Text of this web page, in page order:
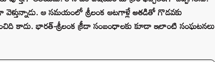
ఆ సమయంలో శ్రీలంక ఆటగాళ్లే అతడితో గొడవకు
కాదు. భారత్-శ్రీలంక క్రీడా సంబంధాలకు కూడా ఇలాంటి సంఘటనలు